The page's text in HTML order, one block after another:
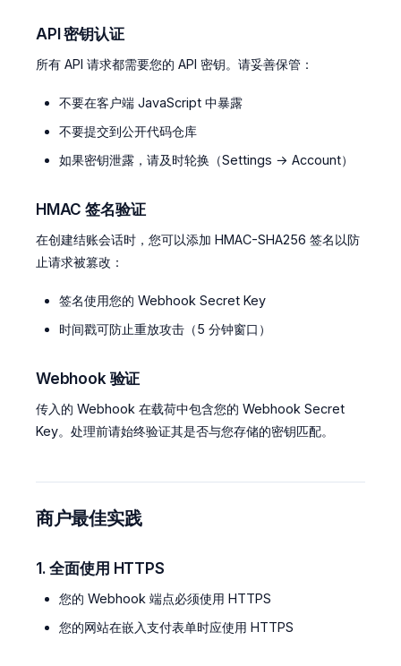
API 密钥认证
所有 API 请求都需要您的 API 密钥。请妥善保管：
不要在客户端 JavaScript 中暴露
不要提交到公开代码仓库
如果密钥泄露，请及时轮换（Settings → Account）
HMAC 签名验证
在创建结账会话时，您可以添加 HMAC-SHA256 签名以防
止请求被篡改：
签名使用您的 Webhook Secret Key
时间戳可防止重放攻击（5 分钟窗口）
Webhook 验证
传入的 Webhook 在载荷中包含您的 Webhook Secret
Key。处理前请始终验证其是否与您存储的密钥匹配。
商户最佳实践
1. 全面使用 HTTPS
您的 Webhook 端点必须使用 HTTPS
您的网站在嵌入支付表单时应使用 HTTPS